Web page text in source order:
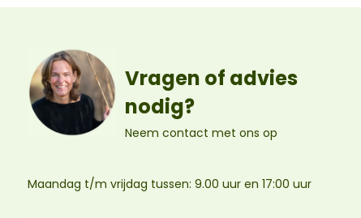
Vragen of advies
nodig?
Neem contact met ons op
Maandag t/m vrijdag tussen: 9.00 uur en 17:00 uur